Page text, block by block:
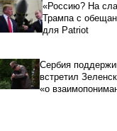
«Россию? На
Трампа с
для Patriot
Сербия
встретил
«о